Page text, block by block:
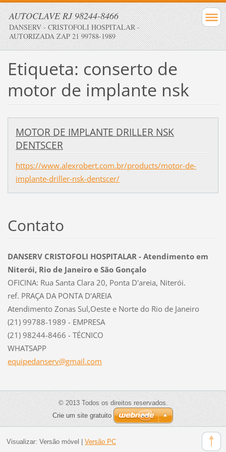
AUTOCLAVE RJ 98244-8466
DANSERV - CRISTOFOLI HOSPITALAR -
AUTORIZADA ZAP 21 99788-1989
Etiqueta: conserto de
motor de implante nsk
MOTOR DE IMPLANTE DRILLER NSK
DENTSCER
https://www.alexrobert.com.br/products/motor-de-
implante-driller-nsk-dentscer/
Contato
DANSERV CRISTOFOLI HOSPITALAR - Atendimento em
Niterói, Rio de Janeiro e São Gonçalo
OFICINA: Rua Santa Clara 20, Ponta D'areia, Niterói.
ref. PRAÇA DA PONTA D'AREIA
Atendimento Zonas Sul,Oeste e Norte do Rio de Janeiro
(21) 99788-1989 - EMPRESA
(21) 98244-8466 - TÉCNICO
WHATSAPP
equipedanserv@gmail.com
© 2013 Todos os direitos reservados.
Crie um site gratuito
Visualizar: Versão móvel Versão PC